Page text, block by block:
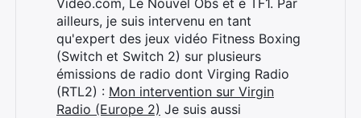
Video.com, Le Nouvel Obs et e TF1. Par
ailleurs, je suis intervenu en tant
qu'expert des jeux vidéo Fitness Boxing
(Switch et Switch 2) sur plusieurs
émissions de radio dont Virging Radio
(RTL2) : Mon intervention sur Virgin
Radio (Europe 2) Je suis aussi